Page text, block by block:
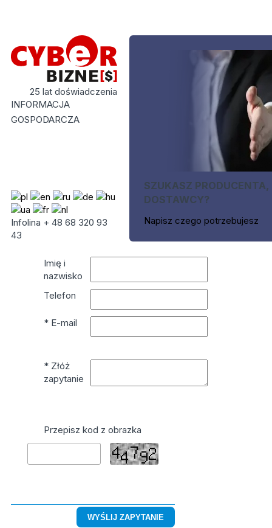
25 lat doświadczenia
INFORMACJA
GOSPODARCZA
Infolina + 48 68 320 93
43
SZUKASZ PRODUCENTA,
DOSTAWCY?
Napisz czego potrzebujesz
Imię i
nazwisko
Telefon
* E-mail
* Złóż
zapytanie
Przepisz kod z obrazka